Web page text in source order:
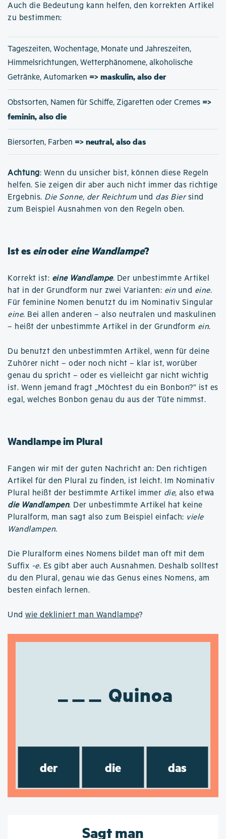
Auch die Bedeutung kann helfen, den korrekten Artikel
zu bestimmen:
Tageszeiten, Wochentage, Monate und Jahreszeiten,
Himmelsrichtungen, Wetterphänomene, alkoholische
Getränke, Automarken => maskulin, also der
Obstsorten, Namen für Schiffe, Zigaretten oder Cremes =>
feminin, also die
Biersorten, Farben => neutral, also das
Achtung: Wenn du unsicher bist, können diese Regeln
helfen. Sie zeigen dir aber auch nicht immer das richtige
Ergebnis. Die Sonne, der Reichtumund das Biersind
zum Beispiel Ausnahmen von den Regeln oben.
Ist eseinodereine Wandlampe?
Korrekt ist: eine Wandlampe. Der unbestimmte Artikel
hat in der Grundform nur zwei Varianten: ein und eine.
Für feminine Nomen benutzt du im Nominativ Singular
eine. Bei allen anderen – also neutralen und maskulinen
– heißt der unbestimmte Artikel in der Grundform ein.
Du benutzt den unbestimmten Artikel, wenn für deine
Zuhörer nicht – oder noch nicht – klar ist, worüber
genau du spricht – oder es vielleicht gar nicht wichtig
ist. Wenn jemand fragt „Möchtest du ein Bonbon?” ist es
egal, welches Bonbon genau du aus der Tüte nimmst.
Wandlampe im Plural
Fangen wir mit der guten Nachricht an: Den richtigen
Artikel für den Plural zu finden, ist leicht. Im Nominativ
Plural heißt der bestimmte Artikel immer die, also etwa
die Wandlampen. Der unbestimmte Artikel hat keine
Pluralform, man sagt also zum Beispiel einfach: viele
Wandlampen.
Die Pluralform eines Nomens bildet man oft mit dem
Suffix -e. Es gibt aber auch Ausnahmen. Deshalb solltest
du den Plural, genau wie das Genus eines Nomens, am
besten einfach lernen.
Und wie dekliniert man Wandlampe?
Quinoa
der die das
Sagt man